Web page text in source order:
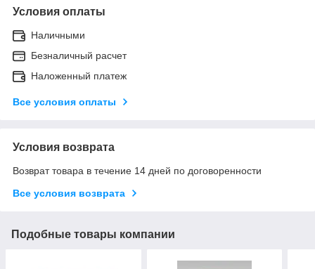
Условия оплаты
Наличными
Безналичный расчет
Наложенный платеж
Все условия оплаты
Условия возврата
Возврат товара в течение 14 дней по договоренности
Все условия возврата
Подобные товары компании